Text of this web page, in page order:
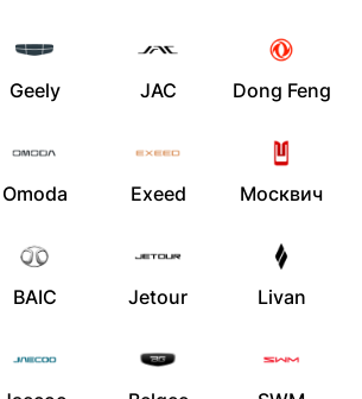
Geely JAC Dong Feng
Omoda Exeed Москвич
BAIC Jetour Livan